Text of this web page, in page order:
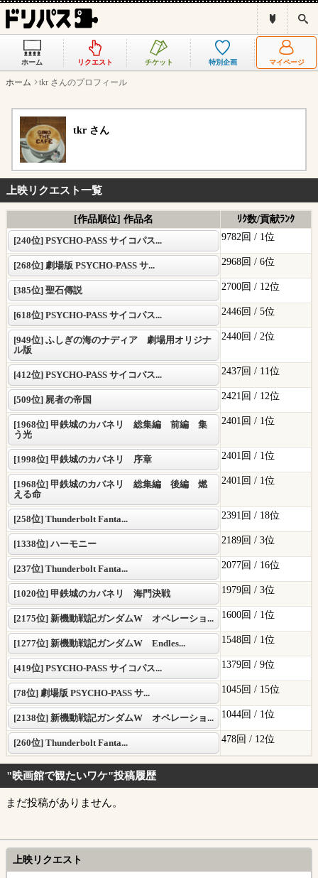
リ
ス
と
索
ホーム リクエスト チケット 特別企画 マイページ
ホーム tkr さんのプロフィール
tkr さん
上映リクエスト一覧
[作品順位] 作品名
ﾘｸ数/貢献ﾗﾝｸ
[240位] PSYCHO-PASS サイコパス...
9782回 / 1位
[268位] 劇場版 PSYCHO-PASS サ... 2968回 / 6位
[385位] 聖石傳説 2700回 / 12位
[618位] PSYCHO-PASS サイコパス... 2446回 / 5位
[949位] ふしぎの海のナディア 劇場用オリジナ
ル版
2440回 / 2位
[412位] PSYCHO-PASS サイコパス... 2437回 / 11位
[509位] 屍者の帝国 2421回 / 12位
[1968位] 甲鉄城のカバネリ 総集編 前編 集
う光
2401回 / 1位
[1998位] 甲鉄城のカバネリ 序章 2401回 / 1位
[1968位] 甲鉄城のカバネリ 総集編 後編 燃
える命
2401回 / 1位
[258位] Thunderbolt Fanta... 2391回 / 18位
[1338位] ハーモニー 2189回 / 3位
[237位] Thunderbolt Fanta... 2077回 / 16位
[1020位] 甲鉄城のカバネリ 海門決戦 1979回 / 3位
[2175位] 新機動戦記ガンダムW オペレーショ... 1600回 / 1位
[1277位] 新機動戦記ガンダムW Endles... 1548回 / 1位
[419位] PSYCHO-PASS サイコパス... 1379回 / 9位
[78位] 劇場版 PSYCHO-PASS サ... 1045回 / 15位
[2138位] 新機動戦記ガンダムW オペレーショ... 1044回 / 1位
[260位] Thunderbolt Fanta... 478回 / 12位
"映画館で観たいワケ"投稿履歴
まだ投稿がありません。
上映リクエスト